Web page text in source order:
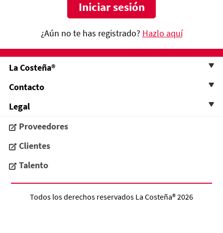
¿Aún no te has registrado? Hazlo aquí
La Costeña®
Contacto
Legal
Proveedores
Clientes
Talento
Todos los derechos reservados La Costeña®2026